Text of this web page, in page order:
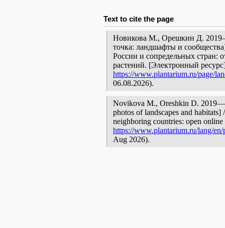
Text to cite the page
Новикова М., Орешкин Д.
точка: ландшафты и
России и сопредельных стран:
растений. [Электронный
https://www.plantarium.ru/page/
06.08.2026).
Novikova M., Oreshkin D.
photos of landscapes and
neighboring countries: open
https://www.plantarium.ru/lang/
Aug 2026).